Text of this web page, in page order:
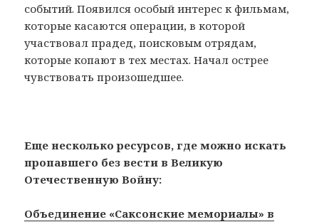
событий. Появился особый интерес к фильмам,
которые касаются операции, в которой
участвовал прадед, поисковым отрядам,
которые копают в тех местах. Начал острее
чувствовать произошедшее.
Еще несколько ресурсов, где можно искать
пропавшего без вести в Великую
Отечественную Войну:
Объединение «Саксонские мемориалы» в